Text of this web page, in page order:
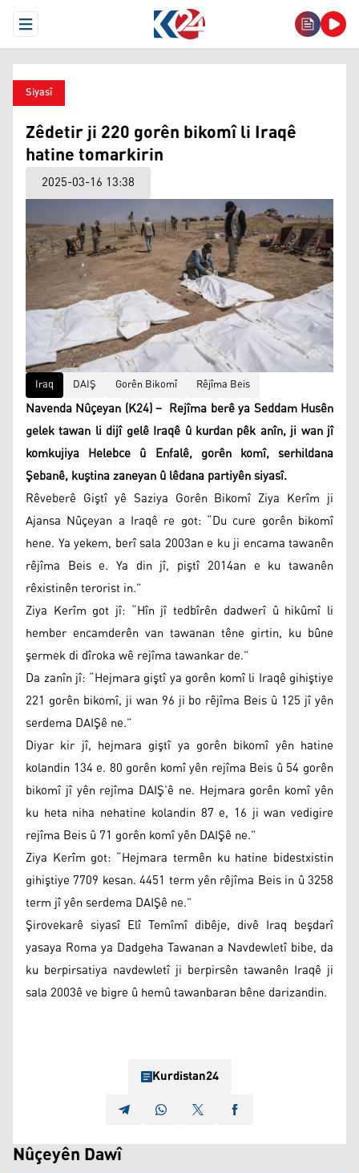
Open Menu
Siyasî
Zêdetir ji 220 gorên bikomî li Iraqê
hatine tomarkirin
2025-03-16 13:38
Iraq DAIŞ Gorên Bikomî Rêjîma Beis
Navenda Nûçeyan (K24) – Rejîma berê ya Seddam Husên
gelek tawan li dijî gelê Iraqê û kurdan pêk anîn, ji wan jî
komkujiya Helebce û Enfalê, gorên komî, serhildana
Şebanê, kuştina zaneyan û lêdana partiyên siyasî.
Rêveberê Giştî yê Saziya Gorên Bikomî Ziya Kerîm ji
Ajansa Nûçeyan a Iraqê re got: “Du cure gorên bikomî
hene. Ya yekem, berî sala 2003an e ku ji encama tawanên
rêjîma Beis e. Ya din jî, piştî 2014an e ku tawanên
rêxistinên terorist in.”
Ziya Kerîm got jî: “Hîn jî tedbîrên dadwerî û hikûmî li
hember encamderên van tawanan têne girtin, ku bûne
şermek di dîroka wê rejîma tawankar de.”
Da zanîn jî: “Hejmara giştî ya gorên komî li Iraqê gihiştiye
221 gorên bikomî, ji wan 96 ji bo rêjîma Beis û 125 jî yên
serdema DAIŞê ne.”
Diyar kir jî, hejmara giştî ya gorên bikomî yên hatine
kolandin 134 e. 80 gorên komî yên rejîma Beis û 54 gorên
bikomî jî yên rejîma DAIŞ’ê ne. Hejmara gorên komî yên
ku heta niha nehatine kolandin 87 e, 16 ji wan vedigire
rejîma Beis û 71 gorên komî yên DAIŞê ne.”
Ziya Kerîm got: “Hejmara termên ku hatine bidestxistin
gihiştiye 7709 kesan. 4451 term yên rêjîma Beis in û 3258
term jî yên serdema DAIŞê ne.”
Şirovekarê siyasî Elî Temîmî dibêje, divê Iraq beşdarî
yasaya Roma ya Dadgeha Tawanan a Navdewletî bibe, da
ku berpirsatiya navdewletî ji berpirsên tawanên Iraqê ji
sala 2003ê ve bigre û hemû tawanbaran bêne darizandin.
Kurdistan24
Nûçeyên Dawî